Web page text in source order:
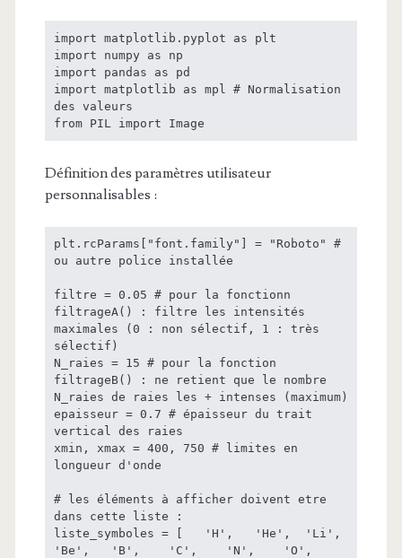
import matplotlib.pyplot as plt
import numpy as np
import pandas as pd
import matplotlib as mpl # Normalisation
des valeurs
from PIL import Image
Définition des paramètres utilisateur
personnalisables :
plt.rcParams["font.family"] = "Roboto" #
ou autre police installée
filtre = 0.05 # pour la fonctionn
filtrageA() : filtre les intensités
maximales (0 : non sélectif, 1 : très
sélectif)
N_raies = 15 # pour la fonction
filtrageB() : ne retient que le nombre
N_raies de raies les + intenses (maximum)
epaisseur = 0.7 # épaisseur du trait
vertical des raies
xmin, xmax = 400, 750 # limites en
longueur d'onde
# les éléments à afficher doivent etre
dans cette liste :
liste_symboles = [   'H',   'He',  'Li',
'Be',   'B',    'C',    'N',    'O',